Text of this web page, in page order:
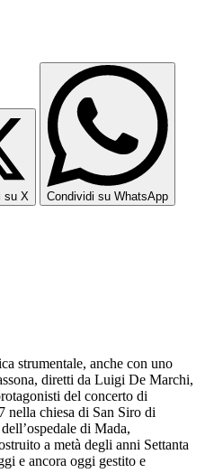
su X Condividi su WhatsApp
strumentale, anche con uno
diretti da Luigi De Marchi,
del concerto di
nella chiesa di San Siro di
di Mada,
a metà degli anni Settanta
e ancora oggi gestito e